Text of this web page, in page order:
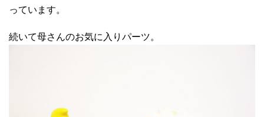
っています。
続いて母さんのお気に入りパーツ。